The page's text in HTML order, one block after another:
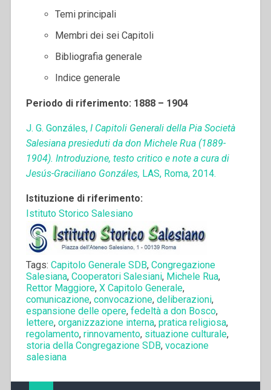
Temi principali
Membri dei sei Capitoli
Bibliografia generale
Indice generale
Periodo di riferimento: 1888 – 1904
J. G. Gonzáles, I Capitoli Generali della Pia Società
Salesiana presieduti da don Michele Rua (1889-
1904). Introduzione, testo critico e note a cura di
Jesús-Graciliano Gonzáles, LAS, Roma, 2014.
Istituzione di riferimento:
Istituto Storico Salesiano
Tags: Capitolo Generale SDB, Congregazione
Salesiana, Cooperatori Salesiani, Michele Rua,
Rettor Maggiore, X Capitolo Generale,
comunicazione, convocazione, deliberazioni,
espansione delle opere, fedeltà a don Bosco,
lettere, organizzazione interna, pratica religiosa,
regolamento, rinnovamento, situazione culturale,
storia della Congregazione SDB, vocazione
salesiana